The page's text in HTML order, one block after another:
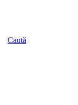
Caută